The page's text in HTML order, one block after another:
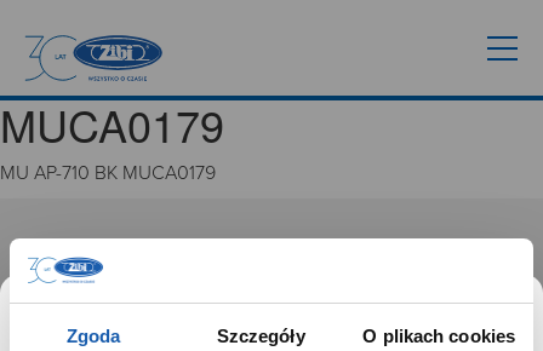
Zgoda Szczegóły O plikach cookies
MUCA0179
MU AP-710 BK MUCA0179
GRUPA ZIBI
Historia
Misja, wizja i wartości Grupy Zibi